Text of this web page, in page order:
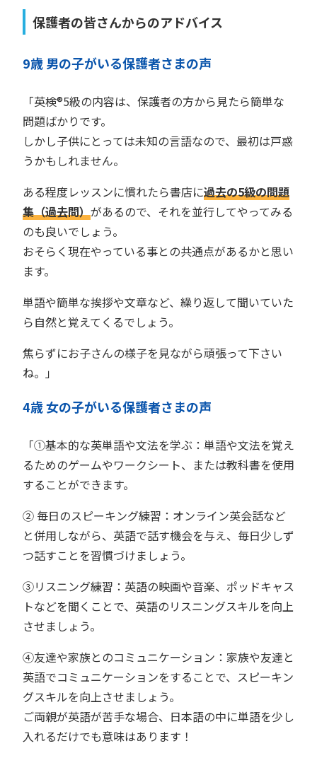
保護者の皆さんからのアドバイス
9歳 男の子がいる保護者さまの声
「英検®︎5級の内容は、保護者の方から見たら簡単な
問題ばかりです。
しかし子供にとっては未知の言語なので、最初は戸惑
うかもしれません。
ある程度レッスンに慣れたら書店に過去の5級の問題
集（過去問）があるので、それを並行してやってみる
のも良いでしょう。
おそらく現在やっている事との共通点があるかと思い
ます。
単語や簡単な挨拶や文章など、繰り返して聞いていた
ら自然と覚えてくるでしょう。
焦らずにお子さんの様子を見ながら頑張って下さい
ね。」
4歳 女の子がいる保護者さまの声
「①基本的な英単語や文法を学ぶ：単語や文法を覚え
るためのゲームやワークシート、または教科書を使用
することができます。
② 毎日のスピーキング練習：オンライン英会話など
と併用しながら、英語で話す機会を与え、毎日少しず
つ話すことを習慣づけましょう。
③リスニング練習：英語の映画や音楽、ポッドキャス
トなどを聞くことで、英語のリスニングスキルを向上
させましょう。
④友達や家族とのコミュニケーション：家族や友達と
英語でコミュニケーションをすることで、スピーキン
グスキルを向上させましょう。
ご両親が英語が苦手な場合、日本語の中に単語を少し
入れるだけでも意味はあります！